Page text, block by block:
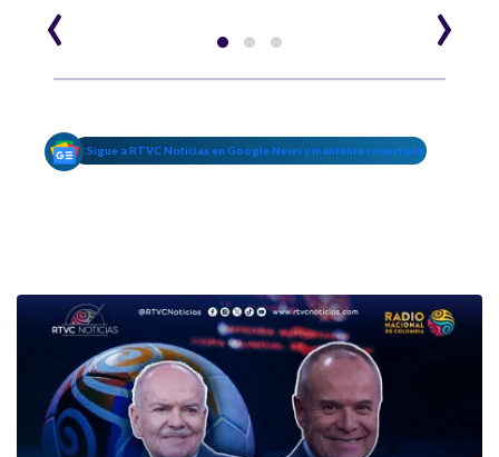
‹ ›
Sigue a RTVC Noticias en Google News y mantente conectado